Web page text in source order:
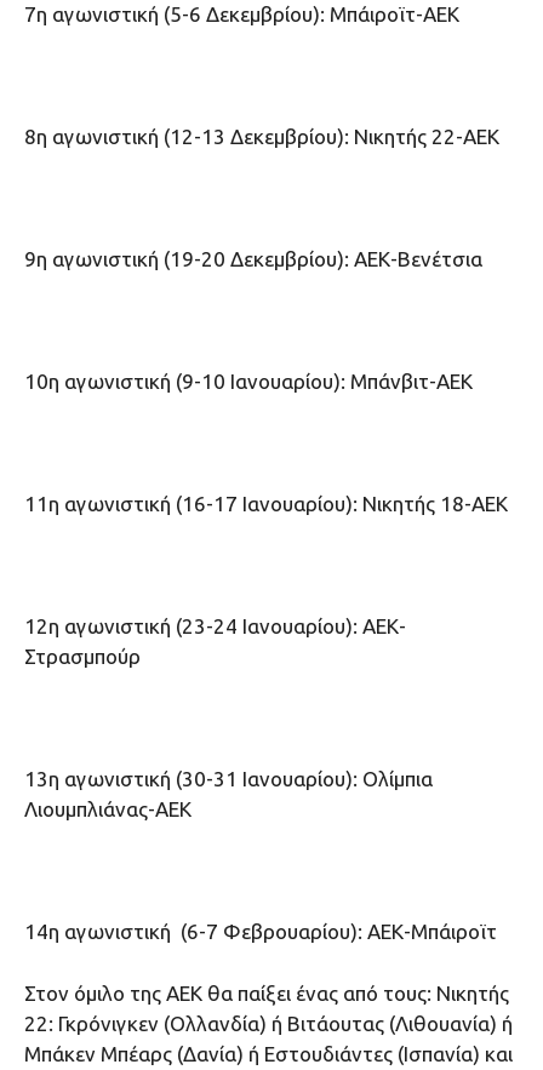
7η αγωνιστική (5-6 Δεκεμβρίου): Μπάιροϊτ-ΑΕΚ
8η αγωνιστική (12-13 Δεκεμβρίου): Νικητής 22-ΑΕΚ
9η αγωνιστική (19-20 Δεκεμβρίου): ΑΕΚ-Βενέτσια
10η αγωνιστική (9-10 Ιανουαρίου): Μπάνβιτ-ΑΕΚ
11η αγωνιστική (16-17 Ιανουαρίου): Νικητής 18-ΑΕΚ
12η αγωνιστική (23-24 Ιανουαρίου): ΑΕΚ-
Στρασμπούρ
13η αγωνιστική (30-31 Ιανουαρίου): Ολίμπια
Λιουμπλιάνας-ΑΕΚ
14η αγωνιστική (6-7 Φεβρουαρίου): ΑΕΚ-Μπάιροϊτ
Στον όμιλο της ΑΕΚ θα παίξει ένας από τους: Nικητής
22: Γκρόνιγκεν (Ολλανδία) ή Βιτάουτας (Λιθουανία) ή
Μπάκεν Μπέαρς (Δανία) ή Εστουδιάντες (Ισπανία) και